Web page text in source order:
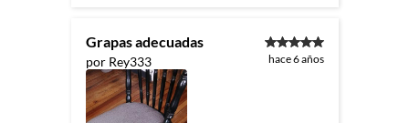
Grapas adecuadas
por Rey333 hace 6 años